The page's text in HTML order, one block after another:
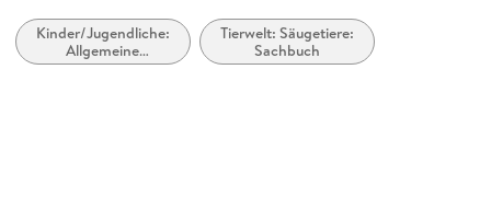
Produktart
Kalender
Kinder/Jugendliche:
Allgemeine
Interessen: Wildtiere
Tierwelt: Säugetiere:
Sachbuch